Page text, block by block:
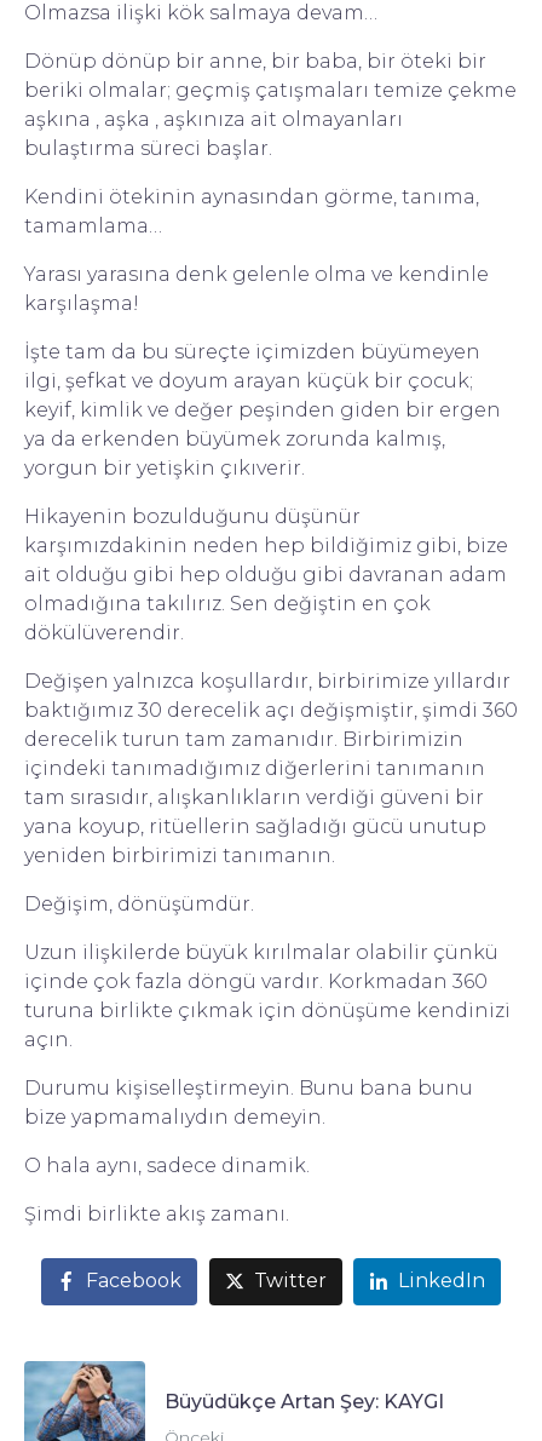
Olmazsa ilişki kök salmaya devam…
Dönüp dönüp bir anne, bir baba, bir öteki bir
beriki olmalar; geçmiş çatışmaları temize çekme
aşkına , aşka , aşkınıza ait olmayanları
bulaştırma süreci başlar.
Kendini ötekinin aynasından görme, tanıma,
tamamlama…
Yarası yarasına denk gelenle olma ve kendinle
karşılaşma!
İşte tam da bu süreçte içimizden büyümeyen
ilgi, şefkat ve doyum arayan küçük bir çocuk;
keyif, kimlik ve değer peşinden giden bir ergen
ya da erkenden büyümek zorunda kalmış,
yorgun bir yetişkin çıkıverir.
Hikayenin bozulduğunu düşünür
karşımızdakinin neden hep bildiğimiz gibi, bize
ait olduğu gibi hep olduğu gibi davranan adam
olmadığına takılırız. Sen değiştin en çok
dökülüverendir.
Değişen yalnızca koşullardır, birbirimize yıllardır
baktığımız 30 derecelik açı değişmiştir, şimdi 360
derecelik turun tam zamanıdır. Birbirimizin
içindeki tanımadığımız diğerlerini tanımanın
tam sırasıdır, alışkanlıkların verdiği güveni bir
yana koyup, ritüellerin sağladığı gücü unutup
yeniden birbirimizi tanımanın.
Değişim, dönüşümdür.
Uzun ilişkilerde büyük kırılmalar olabilir çünkü
içinde çok fazla döngü vardır. Korkmadan 360
turuna birlikte çıkmak için dönüşüme kendinizi
açın.
Durumu kişiselleştirmeyin. Bunu bana bunu
bize yapmamalıydın demeyin.
O hala aynı, sadece dinamik.
Şimdi birlikte akış zamanı.
Facebook Twitter LinkedIn
Büyüdükçe Artan Şey: KAYGI